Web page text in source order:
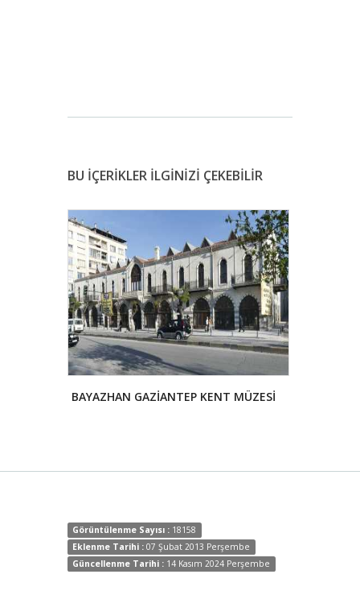
BU İÇERİKLER İLGİNİZİ ÇEKEBİLİR
BAYAZHAN GAZİANTEP KENT MÜZESİ
Görüntülenme Sayısı : 18158
Eklenme Tarihi : 07 Şubat 2013 Perşembe
Güncellenme Tarihi : 14 Kasım 2024 Perşembe